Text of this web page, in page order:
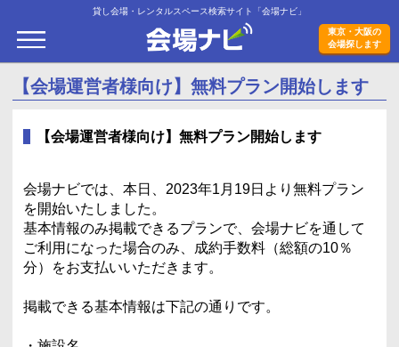
貸し会場・レンタルスペース検索サイト「会場ナビ」
東京・大阪の
会場探します
【会場運営者様向け】無料プラン開始します
【会場運営者様向け】無料プラン開始します
会場ナビでは、本日、2023年1月19日より無料プラン
を開始いたしました。
基本情報のみ掲載できるプランで、会場ナビを通して
ご利用になった場合のみ、成約手数料（総額の10％
分）をお支払いいただきます。
掲載できる基本情報は下記の通りです。